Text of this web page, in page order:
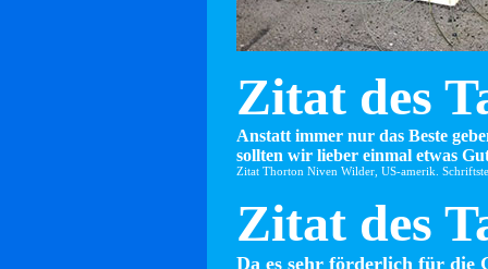
Zitat des
Anstatt immer nur das Beste
sollten wir lieber einmal etwas
Zitat Thorton Niven Wilder, US-amerik.
Zitat des
Da es sehr förderlich für die